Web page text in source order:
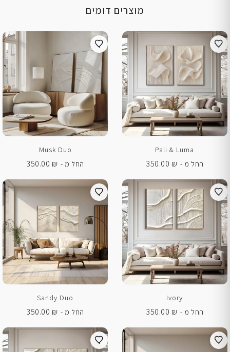
מוצרים דומים
Pali & Luma
החל מ -
350.00 ₪
Musk Duo
החל מ -
350.00 ₪
Ivory
החל מ -
350.00 ₪
Sandy Duo
החל מ -
350.00 ₪